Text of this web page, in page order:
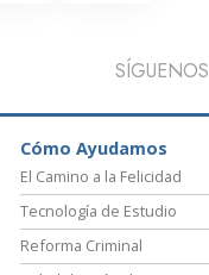
SÍGUENOS
Cómo Ayudamos
El Camino a la Felicidad
Tecnología de Estudio
Reforma Criminal